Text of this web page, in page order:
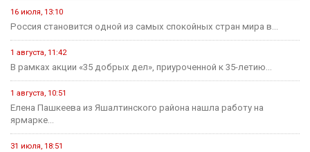
16 июля, 13:10
Россия становится одной из самых спокойных стран мира в...
1 августа, 11:42
В рамках акции «35 добрых дел», приуроченной к 35-летию...
1 августа, 10:51
Елена Пашкеева из Яшалтинского района нашла работу на
ярмарке...
31 июля, 18:51